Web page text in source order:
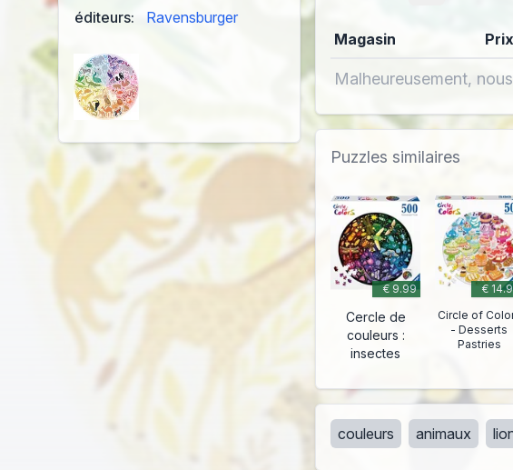
éditeurs:
Ravensburger
Magasin Prix
Malheureusement,
Puzzles similaires
€ 9.99
Cercle de
couleurs :
insectes
€
Circle of
- Desserts
Pastries
couleurs animaux